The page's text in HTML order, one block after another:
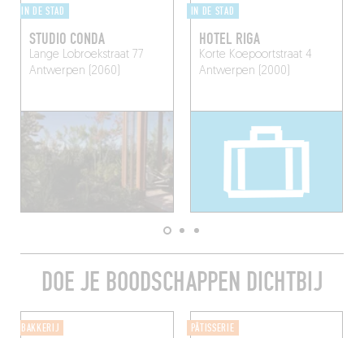
IN DE STAD
STUDIO CONDA
Lange Lobroekstraat 77
Antwerpen (2060)
IN DE STAD
HOTEL RIGA
Korte Koepoortstraat 4
Antwerpen (2000)
DOE JE BOODSCHAPPEN DICHTBIJ
BAKKERIJ PÂTISSERIE